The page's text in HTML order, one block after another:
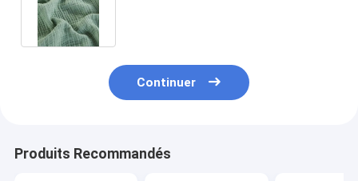
Demandez un devis
Ensemble de draps
Ensemble de couverture de couette
Continuer
Produits Recommandés